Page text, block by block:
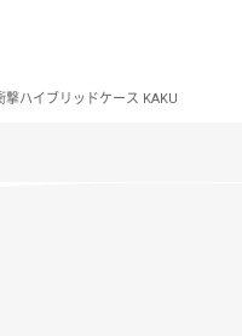
撃ハイブリッドケース KAKU